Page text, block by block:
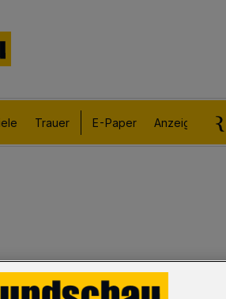
Trauer E-Paper Anzeigen